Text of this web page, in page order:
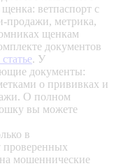
ветпаспорт с
продажи, метрика,
щенкам
документов
. У
документы:
о прививках и
О полном
вы можете
в
проверенных
на мошеннические